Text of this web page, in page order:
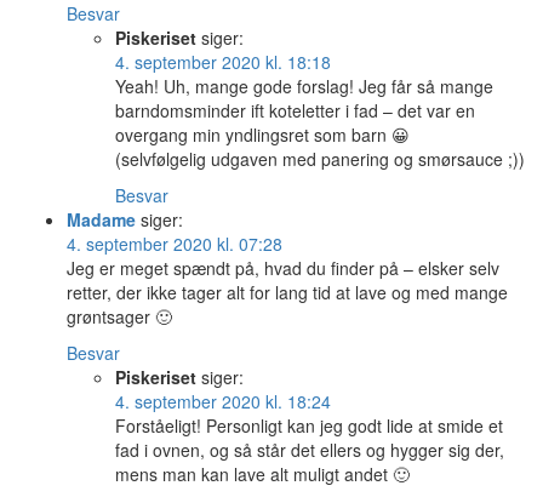
Besvar
Piskeriset siger:
4. september 2020 kl. 18:18
Yeah! Uh, mange gode forslag! Jeg får så mange
barndomsminder ift koteletter i fad – det var en
overgang min yndlingsret som barn 😀
(selvfølgelig udgaven med panering og smørsauce ;))
Besvar
Madame siger:
4. september 2020 kl. 07:28
Jeg er meget spændt på, hvad du finder på – elsker selv
retter, der ikke tager alt for lang tid at lave og med mange
grøntsager 🙂
Besvar
Piskeriset siger:
4. september 2020 kl. 18:24
Forståeligt! Personligt kan jeg godt lide at smide et
fad i ovnen, og så står det ellers og hygger sig der,
mens man kan lave alt muligt andet 🙂